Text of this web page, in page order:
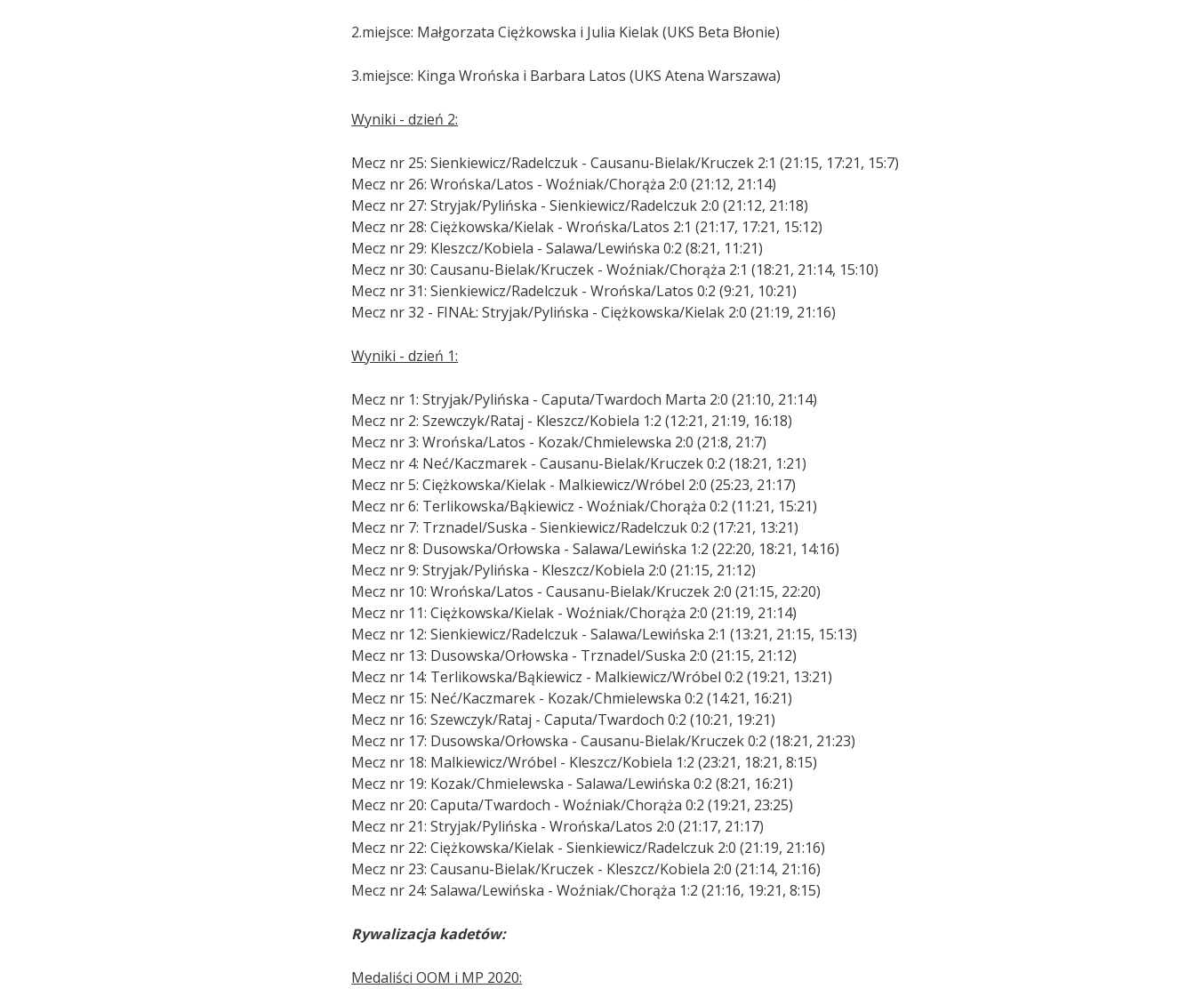
2.miejsce: Małgorzata Ciężkowska i Julia Kielak (UKS Beta Błonie)
3.miejsce: Kinga Wrońska i Barbara Latos (UKS Atena Warszawa)
Wyniki - dzień 2:
Mecz nr 25: Sienkiewicz/Radelczuk - Causanu-Bielak/Kruczek 2:1 (21:15, 17:21, 15:7)
Mecz nr 26: Wrońska/Latos - Woźniak/Chorąża 2:0 (21:12, 21:14)
Mecz nr 27: Stryjak/Pylińska - Sienkiewicz/Radelczuk 2:0 (21:12, 21:18)
Mecz nr 28: Ciężkowska/Kielak - Wrońska/Latos 2:1 (21:17, 17:21, 15:12)
Mecz nr 29: Kleszcz/Kobiela - Salawa/Lewińska 0:2 (8:21, 11:21)
Mecz nr 30: Causanu-Bielak/Kruczek - Woźniak/Chorąża 2:1 (18:21, 21:14, 15:10)
Mecz nr 31: Sienkiewicz/Radelczuk - Wrońska/Latos 0:2 (9:21, 10:21)
Mecz nr 32 - FINAŁ: Stryjak/Pylińska - Ciężkowska/Kielak 2:0 (21:19, 21:16)
Wyniki - dzień 1:
Mecz nr 1: Stryjak/Pylińska - Caputa/Twardoch Marta 2:0 (21:10, 21:14)
Mecz nr 2: Szewczyk/Rataj - Kleszcz/Kobiela 1:2 (12:21, 21:19, 16:18)
Mecz nr 3: Wrońska/Latos - Kozak/Chmielewska 2:0 (21:8, 21:7)
Mecz nr 4: Neć/Kaczmarek - Causanu-Bielak/Kruczek 0:2 (18:21, 1:21)
Mecz nr 5: Ciężkowska/Kielak - Malkiewicz/Wróbel 2:0 (25:23, 21:17)
Mecz nr 6: Terlikowska/Bąkiewicz - Woźniak/Chorąża 0:2 (11:21, 15:21)
Mecz nr 7: Trznadel/Suska - Sienkiewicz/Radelczuk 0:2 (17:21, 13:21)
Mecz nr 8: Dusowska/Orłowska - Salawa/Lewińska 1:2 (22:20, 18:21, 14:16)
Mecz nr 9: Stryjak/Pylińska - Kleszcz/Kobiela 2:0 (21:15, 21:12)
Mecz nr 10: Wrońska/Latos - Causanu-Bielak/Kruczek 2:0 (21:15, 22:20)
Mecz nr 11: Ciężkowska/Kielak - Woźniak/Chorąża 2:0 (21:19, 21:14)
Mecz nr 12: Sienkiewicz/Radelczuk - Salawa/Lewińska 2:1 (13:21, 21:15, 15:13)
Mecz nr 13: Dusowska/Orłowska - Trznadel/Suska 2:0 (21:15, 21:12)
Mecz nr 14: Terlikowska/Bąkiewicz - Malkiewicz/Wróbel 0:2 (19:21, 13:21)
Mecz nr 15: Neć/Kaczmarek - Kozak/Chmielewska 0:2 (14:21, 16:21)
Mecz nr 16: Szewczyk/Rataj - Caputa/Twardoch 0:2 (10:21, 19:21)
Mecz nr 17: Dusowska/Orłowska - Causanu-Bielak/Kruczek 0:2 (18:21, 21:23)
Mecz nr 18: Malkiewicz/Wróbel - Kleszcz/Kobiela 1:2 (23:21, 18:21, 8:15)
Mecz nr 19: Kozak/Chmielewska - Salawa/Lewińska 0:2 (8:21, 16:21)
Mecz nr 20: Caputa/Twardoch - Woźniak/Chorąża 0:2 (19:21, 23:25)
Mecz nr 21: Stryjak/Pylińska - Wrońska/Latos 2:0 (21:17, 21:17)
Mecz nr 22: Ciężkowska/Kielak - Sienkiewicz/Radelczuk 2:0 (21:19, 21:16)
Mecz nr 23: Causanu-Bielak/Kruczek - Kleszcz/Kobiela 2:0 (21:14, 21:16)
Mecz nr 24: Salawa/Lewińska - Woźniak/Chorąża 1:2 (21:16, 19:21, 8:15)
Rywalizacja kadetów:
Medaliści OOM i MP 2020: